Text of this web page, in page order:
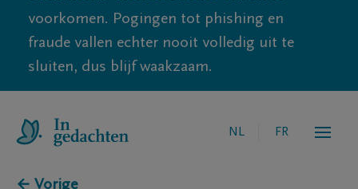
voorkomen. Pogingen tot phishing en
fraude vallen echter nooit volledig uit te
sluiten, dus blijf waakzaam.
NL FR
← Vorige